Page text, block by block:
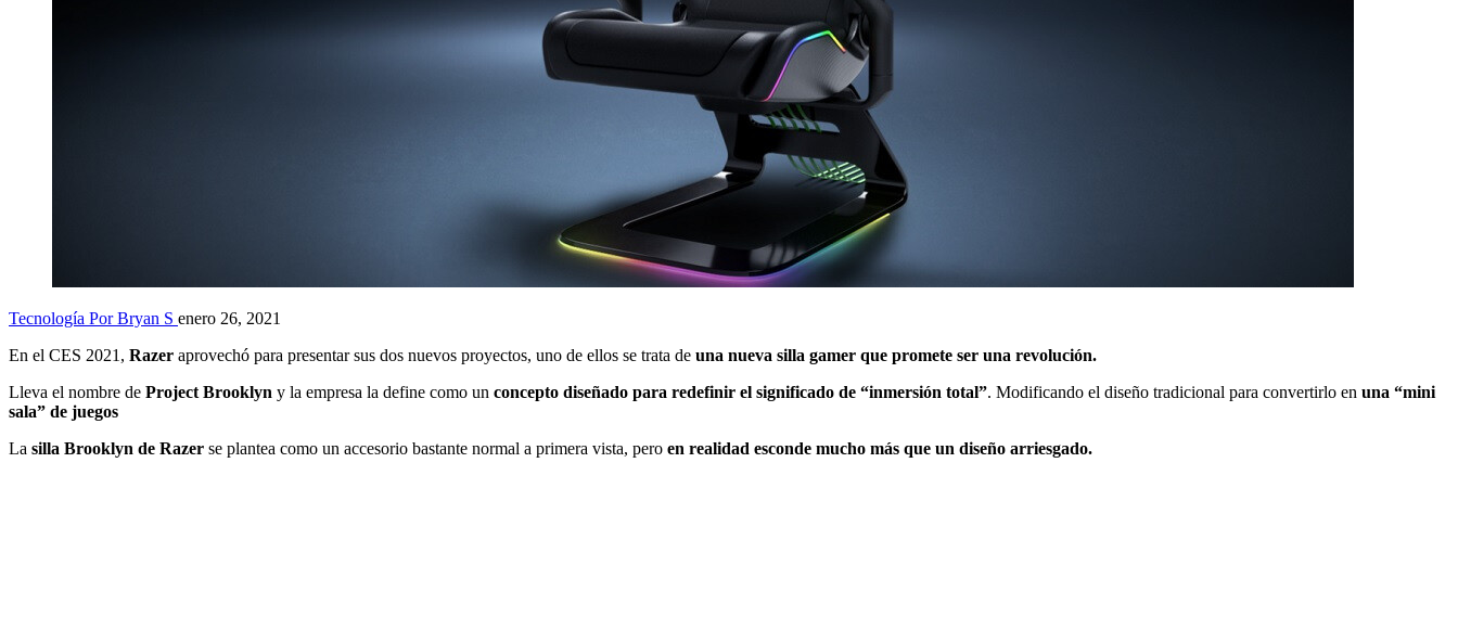
Tecnología Por Bryan S enero 26, 2021
En el CES 2021, Razer aprovechó para presentar sus dos nuevos proyectos, uno de ellos se trata de una nueva silla gamer que promete ser una revolución.
Lleva el nombre de Project Brooklyn y la empresa la define como un concepto diseñado para redefinir el significado de “inmersión total”. Modificando el diseño tradicional para convertirlo en una “mini
sala” de juegos
La silla Brooklyn de Razer se plantea como un accesorio bastante normal a primera vista, pero en realidad esconde mucho más que un diseño arriesgado.